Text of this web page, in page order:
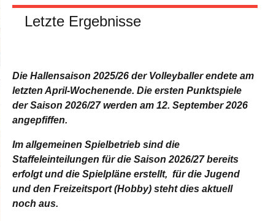
Letzte Ergebnisse
Die Hallensaison 2025/26 der Volleyballer endete am
letzten April-Wochenende. Die ersten Punktspiele
der Saison 2026/27 werden am 12. September 2026
angepfiffen.
Im allgemeinen Spielbetrieb sind die
Staffeleinteilungen für die Saison 2026/27 bereits
erfolgt und die Spielpläne erstellt, für die Jugend
und den Freizeitsport (Hobby) steht dies aktuell
noch aus.